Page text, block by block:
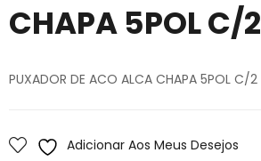
CHAPA 5POL C/2
PUXADOR DE ACO ALCA CHAPA 5POL C/2
Adicionar Aos Meus Desejos